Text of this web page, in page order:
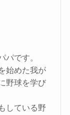
パです。
始めた我が
野球を学び
している野